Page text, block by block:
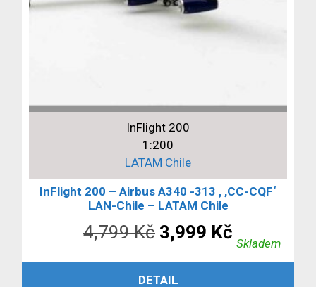
InFlight 200
1:200
LATAM Chile
InFlight 200 – Airbus A340 -313 , ‚CC-CQF‘
LAN-Chile – LATAM Chile
4,799Kč Původní
cena
3,999 Kč
cena
Skladem
PŘIDAT DO KOŠÍKU
DETAIL